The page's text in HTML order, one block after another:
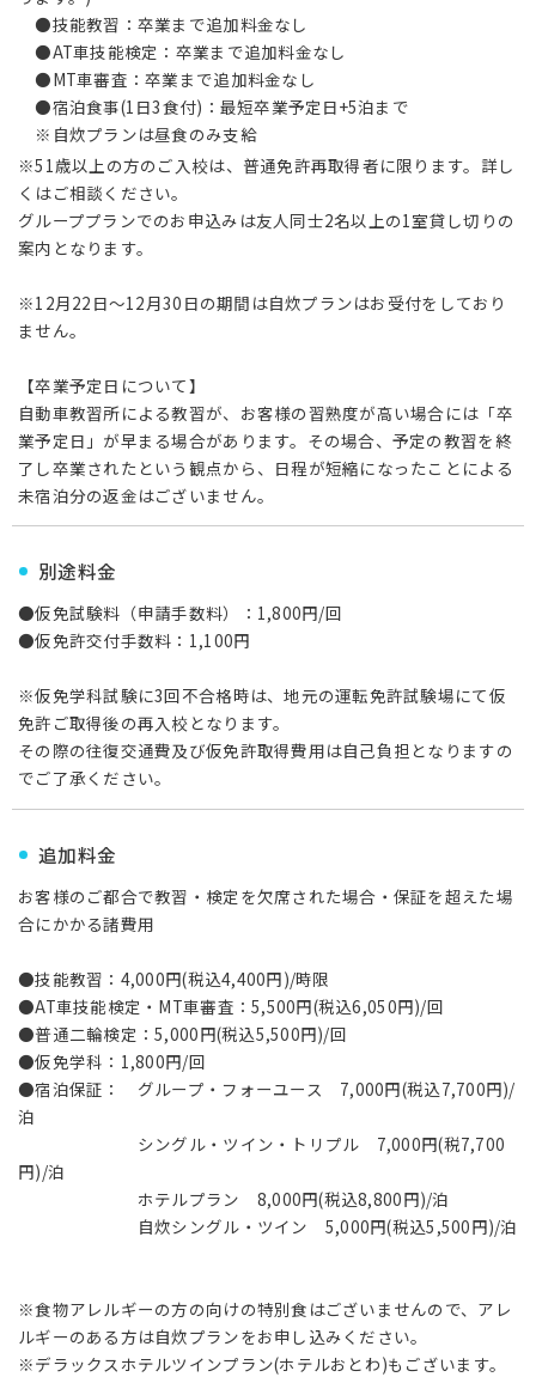
●技能教習：卒業まで追加料金なし
●AT車技能検定：卒業まで追加料金なし
●MT車審査：卒業まで追加料金なし
●宿泊食事(1日3食付)：最短卒業予定日+5泊まで
※自炊プランは昼食のみ支給
※51歳以上の方のご入校は、普通免許再取得者に限ります。詳し
くはご相談ください。
グループプランでのお申込みは友人同士2名以上の1室貸し切りの
案内となります。
※12月22日～12月30日の期間は自炊プランはお受付をしており
ません。
【卒業予定日について】
自動車教習所による教習が、お客様の習熟度が高い場合には「卒
業予定日」が早まる場合があります。その場合、予定の教習を終
了し卒業されたという観点から、日程が短縮になったことによる
未宿泊分の返金はございません。
別途料金
●仮免試験料（申請手数料）：1,800円/回
●仮免許交付手数料：1,100円
※仮免学科試験に3回不合格時は、地元の運転免許試験場にて仮
免許ご取得後の再入校となります。
その際の往復交通費及び仮免許取得費用は自己負担となりますの
でご了承ください。
追加料金
お客様のご都合で教習・検定を欠席された場合・保証を超えた場
合にかかる諸費用
●技能教習：4,000円(税込4,400円)/時限
●AT車技能検定・MT車審査：5,500円(税込6,050円)/回
●普通二輪検定：5,000円(税込5,500円)/回
●仮免学科：1,800円/回
●宿泊保証： グループ・フォーユース 7,000円(税込7,700円)/
泊
シングル・ツイン・トリプル 7,000円(税7,700
円)/泊
ホテルプラン 8,000円(税込8,800円)/泊
自炊シングル・ツイン 5,000円(税込5,500円)/泊
※食物アレルギーの方の向けの特別食はございませんので、アレ
ルギーのある方は自炊プランをお申し込みください。
※デラックスホテルツインプラン(ホテルおとわ)もございます。